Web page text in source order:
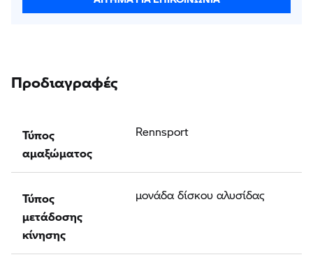
Προδιαγραφές
Τύπος
αμαξώματος
Rennsport
Τύπος
μετάδοσης
κίνησης
μονάδα δίσκου αλυσίδας